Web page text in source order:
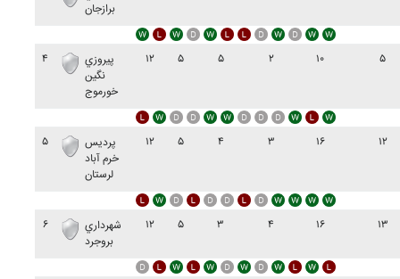
برازجان
۴
پيروزي
نگين
خورموج
۱۲ ۵ ۵ ۲ ۱۰ ۵
۵
پرديس
خرم آباد
لرستان
۱۲ ۵ ۴ ۳ ۱۶ ۱۲
۶
شهرداري
بروجرد
۱۲ ۵ ۳ ۴ ۱۶ ۱۳